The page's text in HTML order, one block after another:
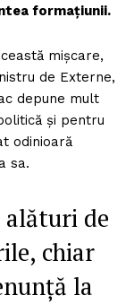
formațiunii.
mișcare,
de Externe,
depune mult
și pentru
odinioară
sa.
alături de
chiar
la